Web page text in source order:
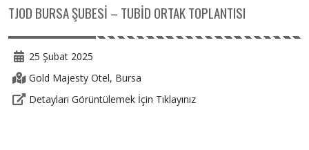
TJOD BURSA ŞUBESİ – TUBİD ORTAK TOPLANTISI
25 Şubat 2025
Gold Majesty Otel, Bursa
Detayları Görüntülemek İçin Tıklayınız